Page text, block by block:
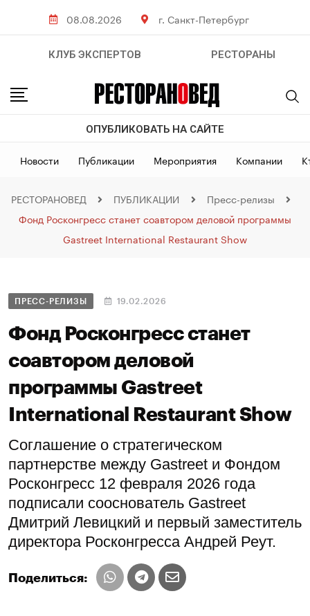
08.08.2026 г. Санкт-Петербург
КЛУБ ЭКСПЕРТОВ РЕСТОРАНЫ
ОПУБЛИКОВАТЬ НА САЙТЕ
Новости Публикации Мероприятия Компании
РЕСТОРАНОВЕД ПУБЛИКАЦИИ
Пресс-релизы
Фонд Росконгресс станет соавтором деловой программы
Gastreet International Restaurant Show
ПРЕСС-РЕЛИЗЫ 19.02.2026
Фонд Росконгресс станет
соавтором деловой
программы Gastreet
International Restaurant Show
Соглашение о стратегическом
партнерстве между Gastreet и Фондом
Росконгресс 12 февраля 2026 года
подписали сооснователь Gastreet
Дмитрий Левицкий и первый заместитель
директора Росконгресса Андрей Реут.
Поделиться: